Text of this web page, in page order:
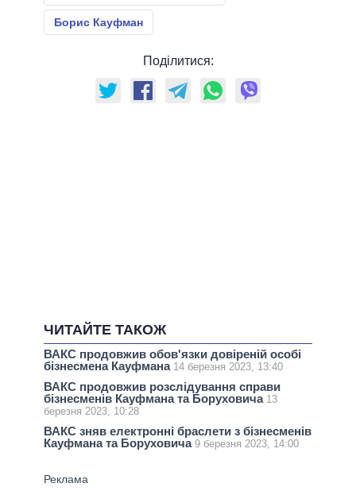
Борис Кауфман
Поділитися:
ЧИТАЙТЕ ТАКОЖ
ВАКС продовжив обов'язки довіреній особі
бізнесмена Кауфмана 14 березня 2023, 13:40
ВАКС продовжив розслідування справи
бізнесменів Кауфмана та Боруховича 13
березня 2023, 10:28
ВАКС зняв електронні браслети з бізнесменів
Кауфмана та Боруховича 9 березня 2023, 14:00